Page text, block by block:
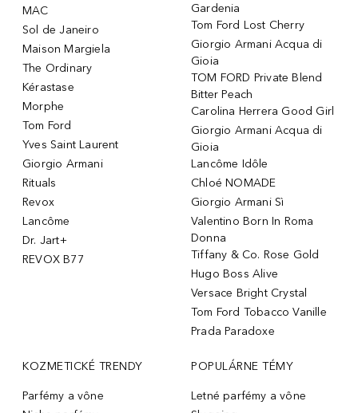
MAC
Sol de Janeiro
Maison Margiela
The Ordinary
Kérastase
Morphe
Tom Ford
Yves Saint Laurent
Giorgio Armani
Rituals
Revox
Lancôme
Dr. Jart+
REVOX B77
Gardenia
Tom Ford Lost Cherry
Giorgio Armani Acqua di
Gioia
TOM FORD Private Blend
Bitter Peach
Carolina Herrera Good Girl
Giorgio Armani Acqua di
Gioia
Lancôme Idôle
Chloé NOMADE
Giorgio Armani Sì
Valentino Born In Roma
Donna
Tiffany & Co. Rose Gold
Hugo Boss Alive
Versace Bright Crystal
Tom Ford Tobacco Vanille
Prada Paradoxe
KOZMETICKÉ TRENDY
Parfémy a vône
POPULÁRNE TÉMY
Letné parfémy a vône